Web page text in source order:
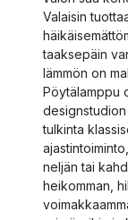
Valaisin
taaksepäin
lämmön on
Pöytälamppu
tulkinta
neljän tai
heikomman,